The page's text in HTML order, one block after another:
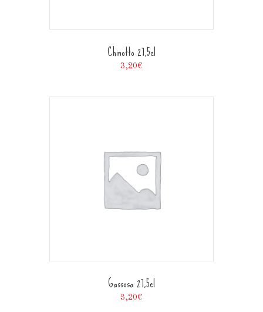
Chinotto 27,5cl
3,20€
Gassosa 27,5cl
3,20€